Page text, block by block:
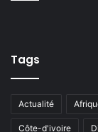
Tags
Actualité
Côte-d'ivoire